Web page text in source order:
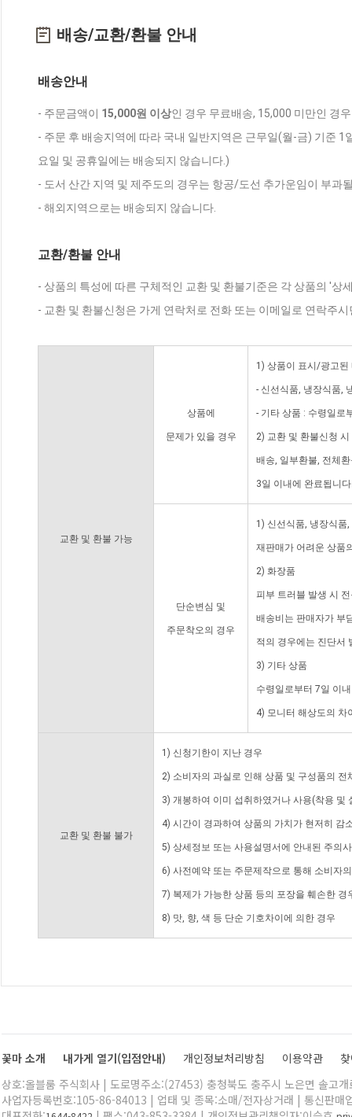
배송/교환/환불 안내
배송안내
- 주문금액이 15,000원 이상인 경우 무료배송, 15,000 미만인 경
- 주문 후 배송지역에 따라 국내 일반지역은 근무일(월-금) 기준
요일 및 공휴일에는 배송되지 않습니다.)
- 도서 산간 지역 및 제주도의 경우는 항공/도선 추가운임이 부과
- 해외지역으로는 배송되지 않습니다.
교환/환불 안내
- 상품의 특성에 따른 구체적인 교환 및 환불기준은 각 상품의 '상
- 교환 및 환불신청은 가게 연락처로 전화 또는 이메일로 연락주
교환 및 환불 가능
상품에
문제가 있을 경우
1) 상품이 표시/광고된
- 신선식품, 냉장식품,
- 기타 상품 : 수령일로
2) 교환 및 환불신청
배송, 일부환불, 전체
3일 이내에 완료됩니
단순변심 및
주문착오의 경우
1) 신선식품, 냉장식품
재판매가 어려운 상품
2) 화장품
피부 트러블 발생 시
배송비는 판매자가 부
적의 경우에는 진단서
3) 기타 상품
수령일로부터 7일 이
4) 모니터 해상도의 차
교환 및 환불 불가
1) 신청기한이 지난 경우
2) 소비자의 과실로 인해 상품 및 구성품의
3) 개봉하여 이미 섭취하였거나 사용(착용 및
4) 시간이 경과하여 상품의 가치가 현저히 감
5) 상세정보 또는 사용설명서에 안내된 주의
6) 사전예약 또는 주문제작으로 통해 소비자
7) 복제가 가능한 상품 등의 포장을 훼손한 경
8) 맛, 향, 색 등 단순 기호차이에 의한 경우
꽃마 소개 내가게 열기(입점안내) 개인정보처리방침 이용약관
상호:올블룸 주식회사 | 도로명주소:(27453) 충청북도 충주시 노은면 솔고
사업자등록번호:105-86-84013 | 업태 및 종목:소매/전자상거래 | 통신판매